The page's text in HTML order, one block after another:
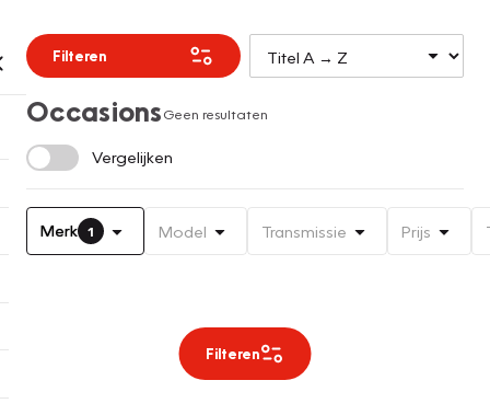
Filteren
OccasionsGeen resultaten
Vergelijken
Merk 1 Model Transmissie Prijs
Filteren